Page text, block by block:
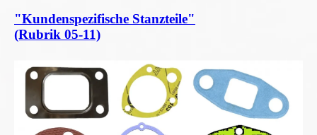
"Kundenspezifische Stanzteile"
(Rubrik 05-11)